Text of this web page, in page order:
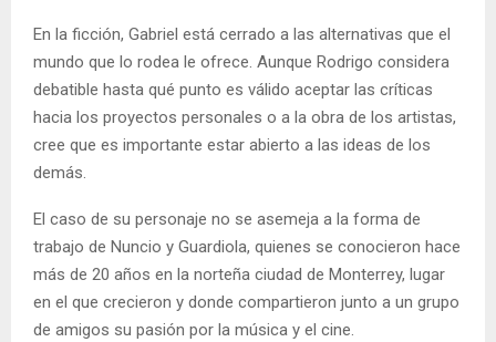
En la ficción, Gabriel está cerrado a las alternativas que el
mundo que lo rodea le ofrece. Aunque Rodrigo considera
debatible hasta qué punto es válido aceptar las críticas
hacia los proyectos personales o a la obra de los artistas,
cree que es importante estar abierto a las ideas de los
demás.
El caso de su personaje no se asemeja a la forma de
trabajo de Nuncio y Guardiola, quienes se conocieron hace
más de 20 años en la norteña ciudad de Monterrey, lugar
en el que crecieron y donde compartieron junto a un grupo
de amigos su pasión por la música y el cine.